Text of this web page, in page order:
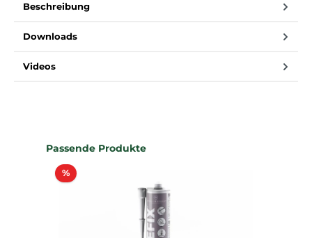
Beschreibung
Downloads
Videos
Produktgalerie überspringen
Passende Produkte
%Rabatt